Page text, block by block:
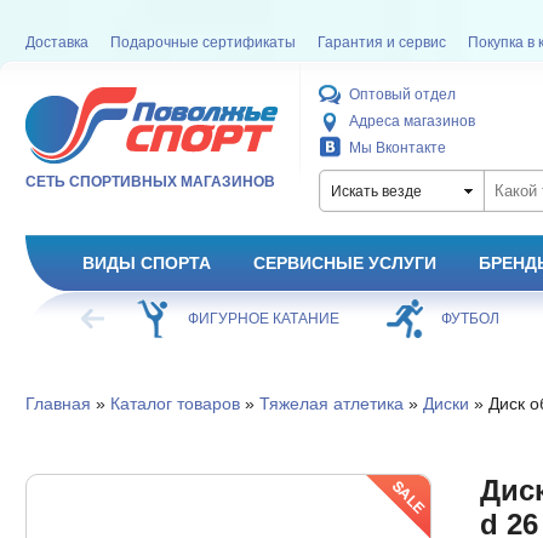
Доставка Подарочные сертификаты Гарантия и сервис Покупка в
СЕТЬ СПОРТИВНЫХ МАГАЗИНОВ
Оптовый отдел
Адреса магазинов
Мы Вконтакте
Искать везде
ВИДЫ СПОРТА СЕРВИСНЫЕ УСЛУГИ
ХОККЕЙ ФИГУРНОЕ КАТАНИЕ ФУТБОЛ
Главная » Каталог товаров» Тяжелая атлетика » Диски » Диск
d